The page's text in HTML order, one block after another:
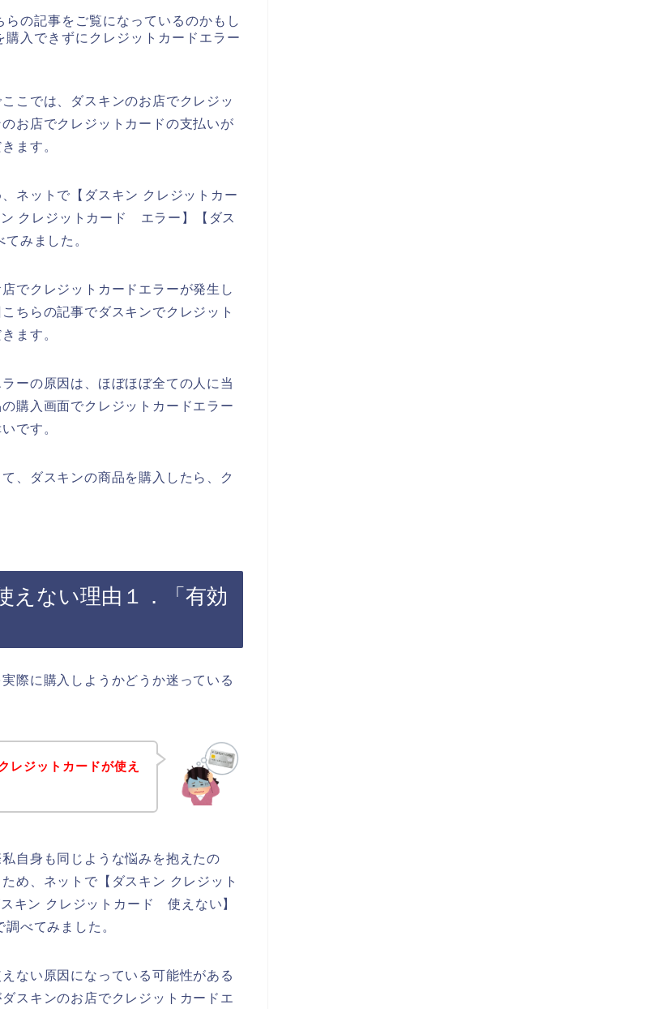
の記事をご覧になっているのかもし
入できずにクレジットカードエラー
こでは、ダスキンのお店でクレジッ
お店でクレジットカードの支払いが
ます。
ネットで【ダスキン クレジットカー
クレジットカード エラー】【ダス
みました。
でクレジットカードエラーが発生し
ちらの記事でダスキンでクレジット
ます。
ーの原因は、ほぼほぼ全ての人に当
購入画面でクレジットカードエラー
です。
、ダスキンの商品を購入したら、ク
えない理由１．「有効
際に購入しようかどうか迷っている
レジットカードが使え
自身も同じような悩みを抱えたの
め、ネットで【ダスキン クレジット
キン クレジットカード 使えない】
べてみました。
ない原因になっている可能性がある
スキンのお店でクレジットカードエ